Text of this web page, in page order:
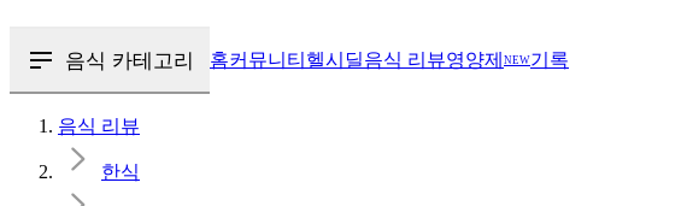
음식 카테고리 홈커뮤니티 헬시딜음식 리뷰영양제 NEW기록
음식 리뷰
한식